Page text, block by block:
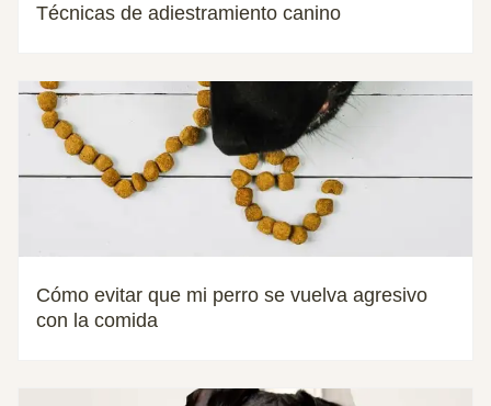
Técnicas de adiestramiento canino
Cómo evitar que mi perro se vuelva agresivo
con la comida